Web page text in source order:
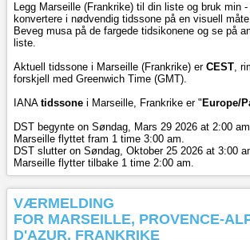
Legg Marseille (Frankrike) til din liste og bruk min
konvertere i nødvendig tidssone på en visuell
Beveg musa på de fargede tidsikonene og se på
liste.
Aktuell tidssone i Marseille (Frankrike) er CEST,
forskjell med Greenwich Time (GMT).
IANA tidssone i Marseille, Frankrike er " Europe/
DST begynte on Søndag, Mars 29 2026 at 2:00
Marseille flyttet fram 1 time 3:00 am.
DST slutter on Søndag, Oktober 25 2026 at 3:00
Marseille flytter tilbake 1 time 2:00 am.
VÆRMELDING
FOR MARSEILLE, PROVENCE-
D'AZUR, FRANKRIKE